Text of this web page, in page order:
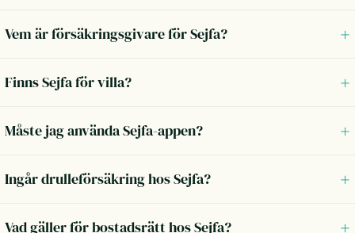
Vem är försäkringsgivare för Sejfa?
Finns Sejfa för villa?
Måste jag använda Sejfa-appen?
Ingår drulleförsäkring hos Sejfa?
Vad gäller för bostadsrätt hos Sejfa?